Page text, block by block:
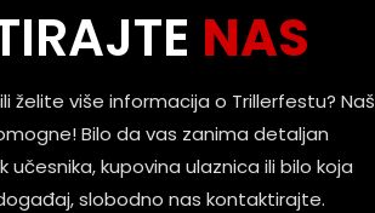
NAS
želite više informacija o Trillerfestu? Naš
Bilo da vas zanima detaljan
kupovina ulaznica ili bilo koja
slobodno nas kontaktirajte.